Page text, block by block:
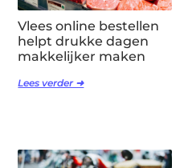
Vlees online bestellen
helpt drukke dagen
makkelijker maken
Lees verder ➜